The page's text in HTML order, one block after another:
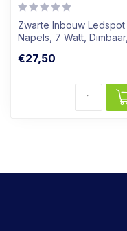
Zwarte Inbouw Ledspot
Napels, 7 Watt, Dimbaar,
€27,50